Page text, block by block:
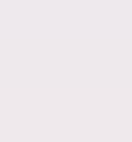
Produkttester